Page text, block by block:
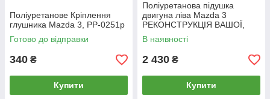
Поліуретанове Кріплення
глушника Mazda 3, PP-0251p
Готово до відправки
340 ₴
Купити
Поліуретанова підушка
двигуна ліва Mazda 3
РЕКОНСТРУКЦІЯ ВАШОЇ,
PP-0315pba
В наявності
2 430 ₴
Купити